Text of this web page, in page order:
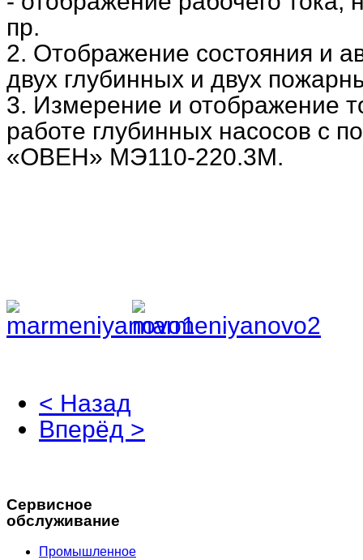
пр.
2. Отображение состояния и
двух глубинных и двух
3. Измерение и отображение
работе глубинных насосов с
«ОВЕН» МЭ110-220.3М.
< Назад
Вперёд >
Сервисное
обслуживание
Промышленное